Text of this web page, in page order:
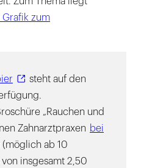
Grafik zum
steht auf den
„Rauchen und
Zahnarztpraxen bei
(möglich ab 10
insgesamt 2,50